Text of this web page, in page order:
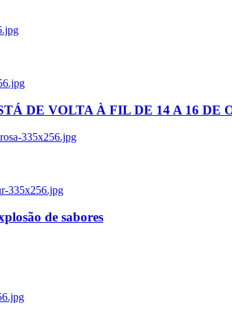
DE VOLTA À FIL DE 14 A 16 DE
335x256.jpg
335x256.jpg
de sabores